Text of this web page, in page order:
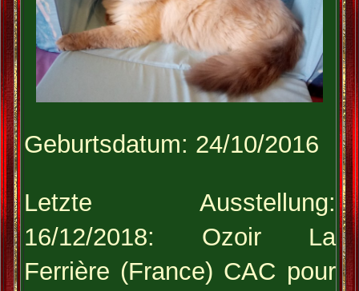
Geburtsdatum: 24/10/2016
Letzte Ausstellung:
16/12/2018: Ozoir La
Ferrière (France) CAC pour